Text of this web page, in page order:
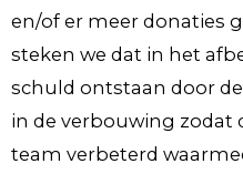
en/of er meer donaties
steken we dat in het
schuld ontstaan door
in de verbouwing zodat
team verbeterd